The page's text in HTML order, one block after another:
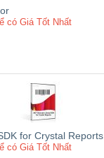
có Giá Tốt Nhất
for Crystal Reports
có Giá Tốt Nhất